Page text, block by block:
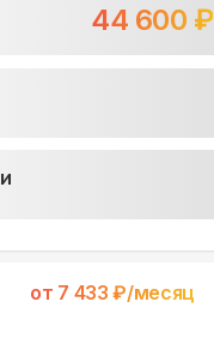
44 600 ₽
от 7 433 ₽/месяц